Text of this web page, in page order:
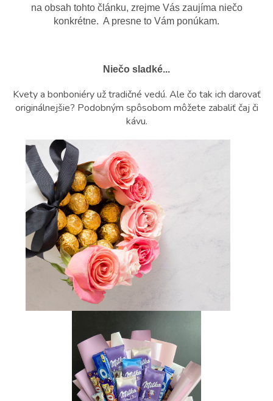
na obsah tohto článku, zrejme Vás zaujíma niečo
konkrétne. A presne to Vám ponúkam.
Niečo sladké...
Kvety a bonboniéry už tradičné vedú. Ale čo tak ich darovať
originálnejšie? Podobným spôsobom môžete zabaliť čaj či
kávu.